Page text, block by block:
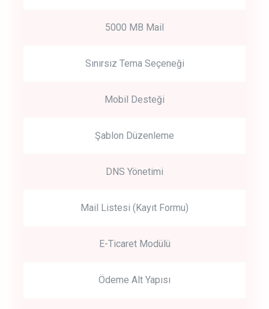
5000 MB Mail
Sınırsız Tema Seçeneği
Mobil Desteği
Şablon Düzenleme
DNS Yönetimi
Mail Listesi (Kayıt Formu)
E-Ticaret Modülü
Ödeme Alt Yapısı